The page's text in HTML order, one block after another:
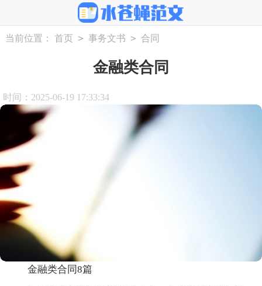
当前位置： 首页 > 事务文书 > 合同
金融类合同
时间：2025-06-19 17:33:34
金融类合同8篇